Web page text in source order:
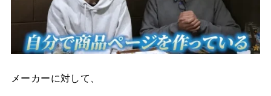
メーカーに対して、